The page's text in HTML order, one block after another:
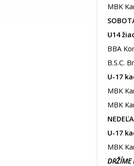
MBK
U14
BBA
B.S.C.
U-17
MBK
MBK
U-17
MBK
DRŽÍME